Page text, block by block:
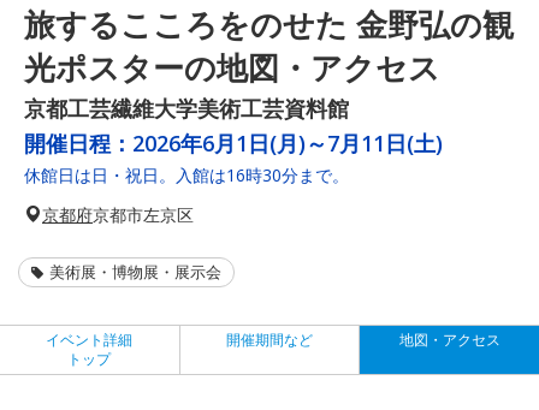
旅するこころをのせた 金野弘の観
光ポスターの地図・アクセス
京都工芸繊維大学美術工芸資料館
開催日程： 2026年6月1日(月)～7月11日(土)
休館日は日・祝日。入館は16時30分まで。
京都府京都市左京区
美術展・博物展・展示会
イベント詳細
トップ
開催期間など 地図・アクセス